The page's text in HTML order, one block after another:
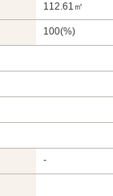
112.61㎡
100(%)
-